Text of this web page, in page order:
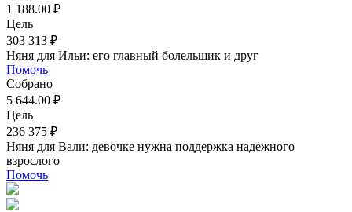
1 188.00 ₽
Цель
303 313 ₽
Няня для Ильи: его главный болельщик и друг
Помочь
Собрано
5 644.00 ₽
Цель
236 375 ₽
Няня для Вали: девочке нужна поддержка надежного
взрослого
Помочь